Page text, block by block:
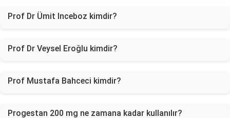
Prof Dr Ümit Inceboz kimdir?
Prof Dr Veysel Eroğlu kimdir?
Prof Mustafa Bahceci kimdir?
Progestan 200 mg ne zamana kadar kullanılır?